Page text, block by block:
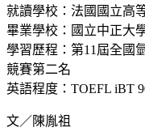
就讀學校：法國國立高
畢業學校：國立中正大
學習歷程：第11屆全國
競賽第二名
英語程度：TOEFL iBT
文／陳胤祖